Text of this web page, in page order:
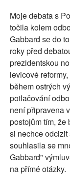
Moje debata s
točila kolem
Gabbard se do
roky před
prezidentskou
levicové
během ostrých
potlačování
není připravena
postojům tím, že
si nechce
souhlasila se
Gabbard"
na přímé otázky.